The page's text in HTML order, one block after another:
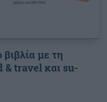
με τη
travel και su-